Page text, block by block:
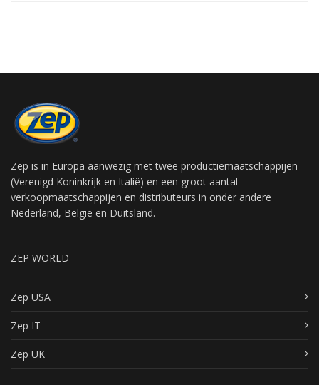
Zep is in Europa aanwezig met twee productiemaatschappijen
(Verenigd Koninkrijk en Italië) en een groot aantal
verkoopmaatschappijen en distributeurs in onder andere
Nederland, België en Duitsland.
ZEP WORLD
Zep USA
Zep IT
Zep UK